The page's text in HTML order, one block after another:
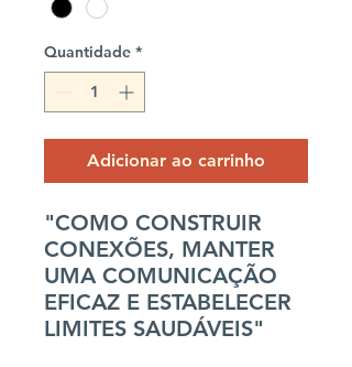
Quantidade *
Adicionar ao carrinho
"COMO CONSTRUIR
CONEXÕES, MANTER
UMA COMUNICAÇÃO
EFICAZ E ESTABELECER
LIMITES SAUDÁVEIS"